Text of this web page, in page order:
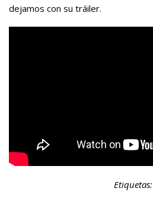
dejamos con su tráiler.
Etiquetas: